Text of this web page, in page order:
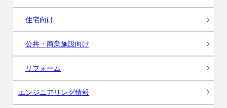
住宅向け
公共・商業施設向け
リフォーム
エンジニアリング情報